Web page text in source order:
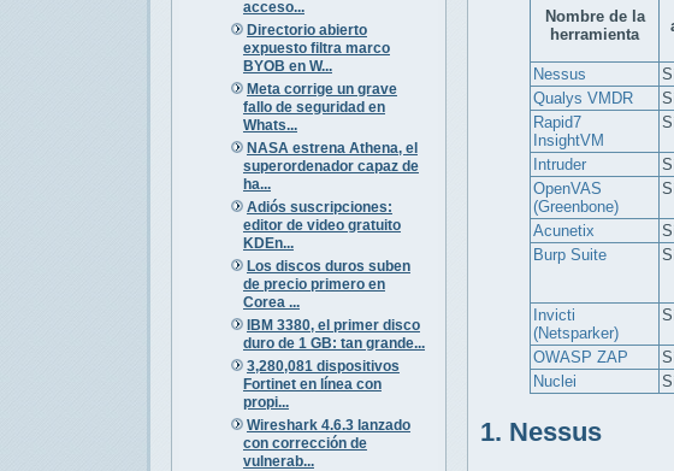
acceso...
Directorio abierto
expuesto filtra marco
BYOB en W...
Meta corrige un grave
fallo de seguridad en
Whats...
NASA estrena Athena, el
superordenador capaz de
ha...
Adiós suscripciones:
editor de video gratuito
KDEn...
Los discos duros suben
de precio primero en
Corea ...
IBM 3380, el primer disco
duro de 1 GB: tan grande...
3,280,081 dispositivos
Fortinet en línea con
propi...
Wireshark 4.6.3 lanzado
con corrección de
vulnerab...
Nombre de la
herramienta
Nessus
Qualys VMDR
Rapid7
InsightVM
Intruder
OpenVAS
(Greenbone)
Acunetix
Burp Suite
Invicti
(Netsparker)
OWASP ZAP
Nuclei
1. Nessus